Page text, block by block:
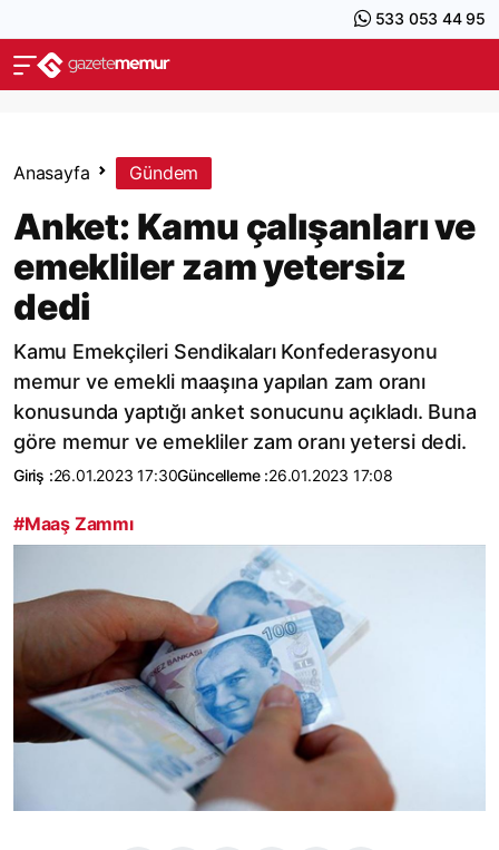
533 053 44 95
Anasayfa Gündem
Anket: Kamu çalışanları ve
emekliler zam yetersiz
dedi
Kamu Emekçileri Sendikaları Konfederasyonu
memur ve emekli maaşına yapılan zam oranı
konusunda yaptığı anket sonucunu açıkladı. Buna
göre memur ve emekliler zam oranı yetersi dedi.
Giriş :26.01.2023 17:30Güncelleme :26.01.2023 17:08
#Maaş Zammı